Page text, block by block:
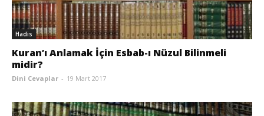
Hadis
Kuran’ı Anlamak İçin Esbab-ı Nüzul Bilinmeli
midir?
Dini Cevaplar - 19 Mart 2017